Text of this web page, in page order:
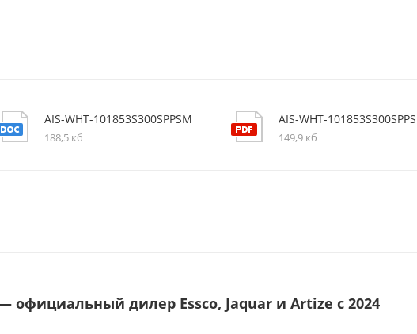
AIS-WHT-101853S300SPPSM
188,5 кб
AIS-WHT-
149,9 кб
официальный дилер Essco, Jaquar и Artize с 2024